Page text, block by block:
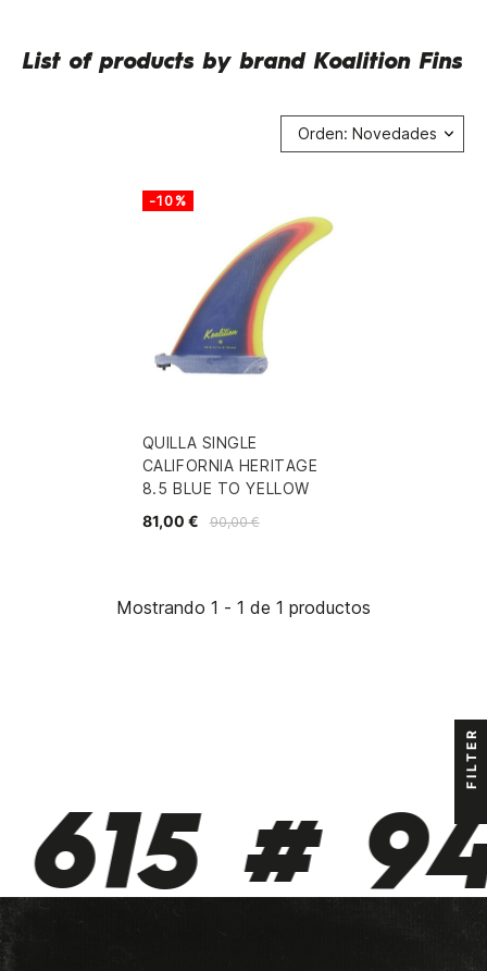
List of products by brand Koalition Fins
Orden: Novedades
QUILLA SINGLE
CALIFORNIA HERITAGE
8.5 BLUE TO YELLOW
90,00 €
81,00 €
-10%
Mostrando 1 - 1 de 1 productos
#
FILTER